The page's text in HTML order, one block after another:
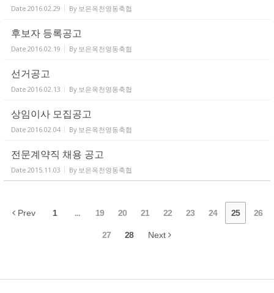
Date 2016.02.29 By 보은옥천영동축협
후보자 등록공고
Date 2016.02.19 By 보은옥천영동축협
선거공고
Date 2016.02.13 By 보은옥천영동축협
상임이사 모집공고
Date 2016.02.04 By 보은옥천영동축협
전문계약직 채용 공고
Date 2015.11.03 By 보은옥천영동축협
Prev 1 ... 19 20 21 22 23 24 25 26
27 28 Next